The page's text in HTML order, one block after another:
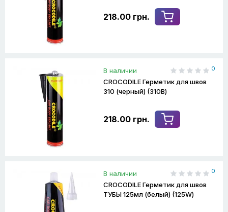
218.00 грн.
В наличии 0
CROCODILE Герметик для швов
310 (черный) (310B)
218.00 грн.
В наличии 0
CROCODILE Герметик для швов
ТУБЫ 125мл (белый) (125W)